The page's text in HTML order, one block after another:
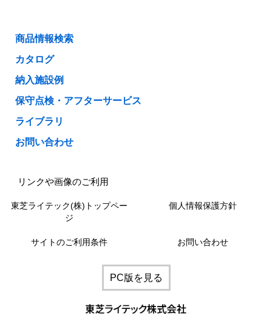
商品情報検索
カタログ
納入施設例
保守点検・アフターサービス
ライブラリ
お問い合わせ
リンクや画像のご利用
東芝ライテック(株)トップペー
ジ
個人情報保護方針
サイトのご利用条件 お問い合わせ
PC版を見る